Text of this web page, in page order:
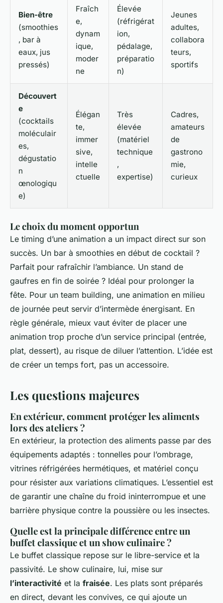
Bien-être
(smoothies
, bar à
eaux, jus
pressés)
Fraîch
e,
dynam
ique,
moder
ne
Élevée
(réfrigérat
ion,
pédalage,
préparatio
n)
Jeunes
adultes,
collabora
teurs,
sportifs
Découvert
e
(cocktails
moléculair
es,
dégustatio
n
œnologiqu
e)
Élégan
te,
immer
sive,
intelle
ctuelle
Très
élevée
(matériel
technique
,
expertise)
Cadres,
amateurs
de
gastrono
mie,
curieux
Le choix du moment opportun
Le timing d’une animation a un impact direct sur son
succès. Un bar à smoothies en début de cocktail ?
Parfait pour rafraîchir l’ambiance. Un stand de
gaufres en fin de soirée ? Idéal pour prolonger la
fête. Pour un team building, une animation en milieu
de journée peut servir d’intermède énergisant. En
règle générale, mieux vaut éviter de placer une
animation trop proche d’un service principal (entrée,
plat, dessert), au risque de diluer l’attention. L’idée est
de créer un temps fort, pas un accessoire.
Les questions majeures
En extérieur, comment protéger les aliments
lors des ateliers ?
En extérieur, la protection des aliments passe par des
équipements adaptés : tonnelles pour l’ombrage,
vitrines réfrigérées hermétiques, et matériel conçu
pour résister aux variations climatiques. L’essentiel est
de garantir une chaîne du froid ininterrompue et une
barrière physique contre la poussière ou les insectes.
Quelle est la principale différence entre un
buffet classique et un show culinaire ?
Le buffet classique repose sur le libre-service et la
passivité. Le show culinaire, lui, mise sur
l’interactivité et la fraisée. Les plats sont préparés
en direct, devant les convives, ce qui ajoute un